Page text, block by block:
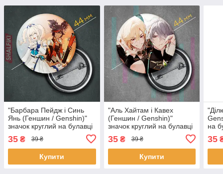
"Барбара Пейдж і Синь
Янь (Геншин / Genshin)"
значок круглий на булавці
35 ₴ 39 ₴
Купити
"Аль Хайтам і Кавех
(Геншин / Genshin)"
значок круглий на булавці
35₴ 39 ₴
Купити
на
35